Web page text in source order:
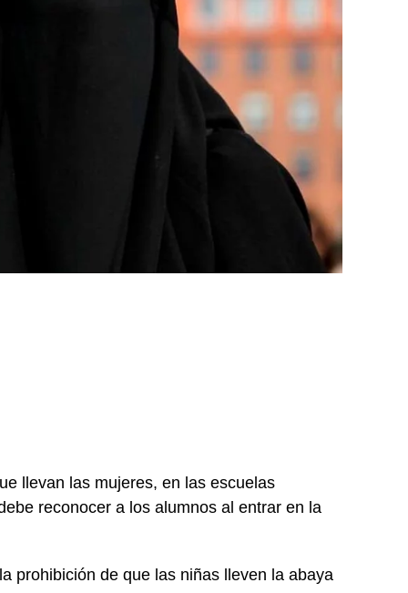
llevan las mujeres, en las escuelas
reconocer a los alumnos al entrar en la
prohibición de que las niñas lleven la abaya